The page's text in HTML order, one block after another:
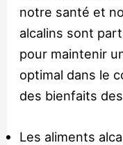
notre santé et
alcalins sont
pour maintenir
optimal dans le
des bienfaits
Les aliments